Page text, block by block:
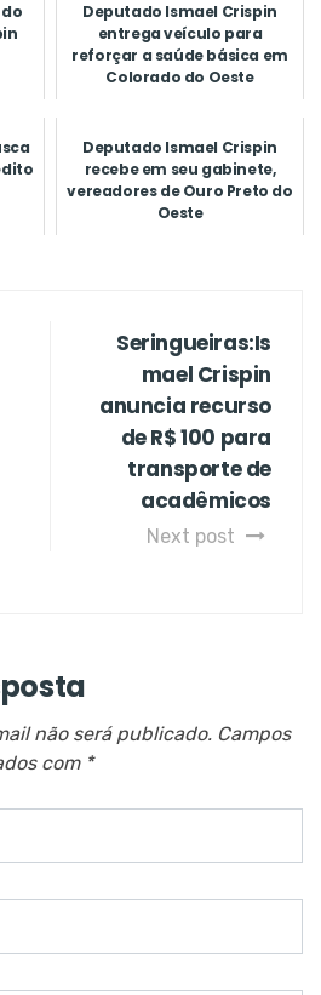
Deputado Ismael Crispin
entrega veículo para
reforçar a saúde básica em
Colorado do Oeste
Deputado Ismael Crispin
recebe em seu gabinete,
vereadores de Ouro Preto do
Oeste
Seringueiras:Is
mael Crispin
anuncia recurso
de R$ 100 para
transporte de
acadêmicos
Next post
não será publicado. Campos
com *